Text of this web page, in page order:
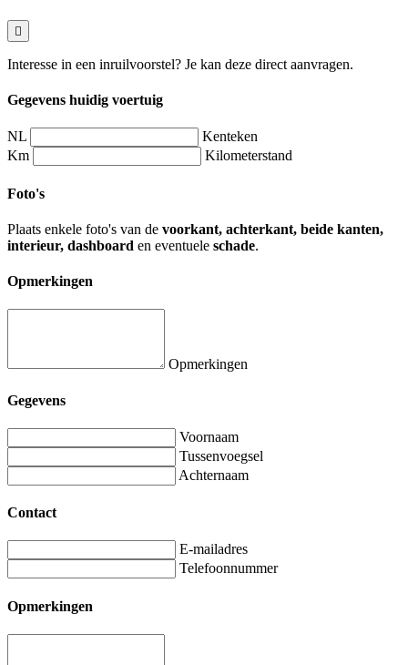
Interesse in een inruilvoorstel? Je kan deze direct aanvragen.
Gegevens huidig voertuig
NL
Kenteken
Km
Kilometerstand
Foto's
Plaats enkele foto's van de voorkant, achterkant, beide kanten,
interieur, dashboard en eventuele schade.
Opmerkingen
Opmerkingen
Gegevens
Voornaam
Tussenvoegsel
Achternaam
Contact
E-mailadres
Telefoonnummer
Opmerkingen